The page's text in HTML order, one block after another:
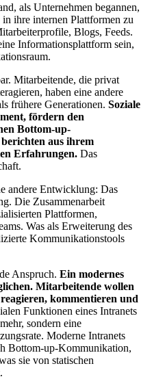
als Unternehmen begannen,
ihre internen Plattformen zu
Blogs, Feeds.
Informationsplattform sein,
Mitarbeitende, die privat
haben eine andere
frühere Generationen. Soziale
fördern den
Bottom-up-
aus ihrem
Erfahrungen. Das
andere Entwicklung: Das
Die Zusammenarbeit
Plattformen,
Was als Erweiterung des
Kommunikationstools
Anspruch. Ein modernes
Mitarbeitende wollen
kommentieren und
Funktionen eines Intranets
sondern eine
Moderne Intranets
Bottom-up-Kommunikation,
sie von statischen